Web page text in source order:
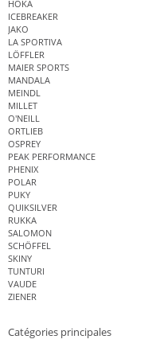
HOKA
ICEBREAKER
JAKO
LA SPORTIVA
LÖFFLER
MAIER SPORTS
MANDALA
MEINDL
MILLET
O'NEILL
ORTLIEB
OSPREY
PEAK PERFORMANCE
PHENIX
POLAR
PUKY
QUIKSILVER
RUKKA
SALOMON
SCHÖFFEL
SKINY
TUNTURI
VAUDE
ZIENER
Catégories principales